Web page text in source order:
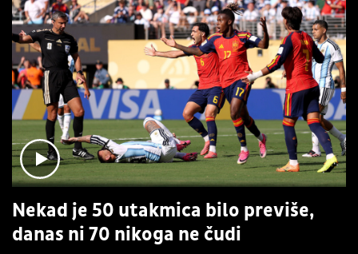
Nekad je 50 utakmica bilo previše,
danas ni 70 nikoga ne čudi